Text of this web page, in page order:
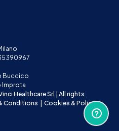
Buccico
Improta
Healthcare Srl | All rights
Conditions Cookies & Policy